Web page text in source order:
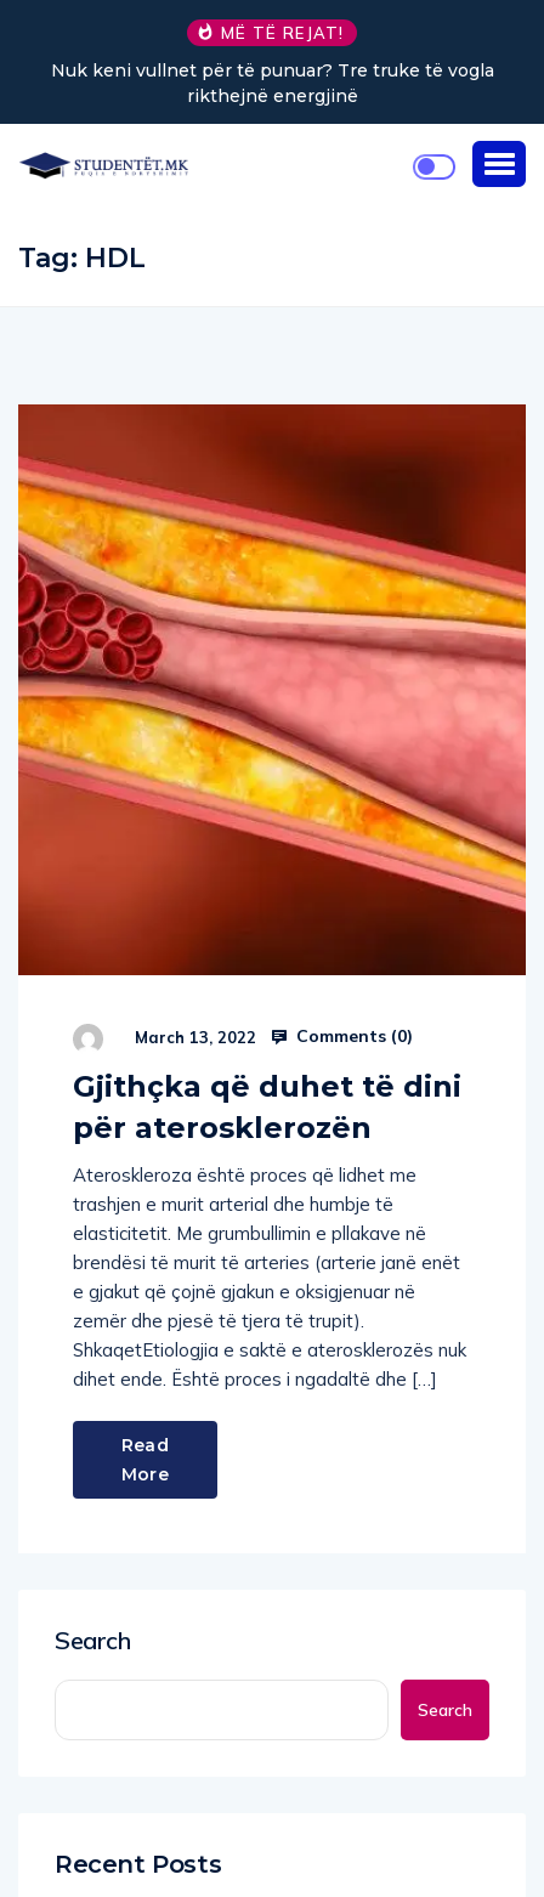
MË TË REJAT!
Nuk keni vullnet për të punuar? Tre truke të vogla
rikthejnë energjinë
Tag: HDL
March 13, 2022 Comments (0)
Gjithçka që duhet të dini
për aterosklerozën
Ateroskleroza është proces që lidhet me
trashjen e murit arterial dhe humbje të
elasticitetit. Me grumbullimin e pllakave në
brendësi të murit të arteries (arterie janë enët
e gjakut që çojnë gjakun e oksigjenuar në
zemër dhe pjesë të tjera të trupit).
ShkaqetEtiologjia e saktë e aterosklerozës nuk
dihet ende. Është proces i ngadaltë dhe […]
Read
More
Search
Search
Recent Posts